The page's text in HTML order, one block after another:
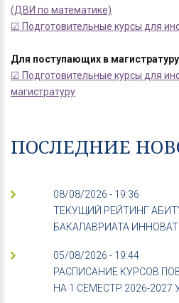
(ДВИ по математике)
☑ Подготовительные курсы для
Для поступающих в магистратуру
☑ Подготовительные курсы для
магистратуру
ПОСЛЕДНИЕ
08/08/2026 - 19:36
ТЕКУЩИЙ РЕЙТИНГ
БАКАЛАВРИАТА
05/08/2026 - 19:44
РАСПИСАНИЕ КУРСОВ
НА 1 СЕМЕСТР 2026-2027